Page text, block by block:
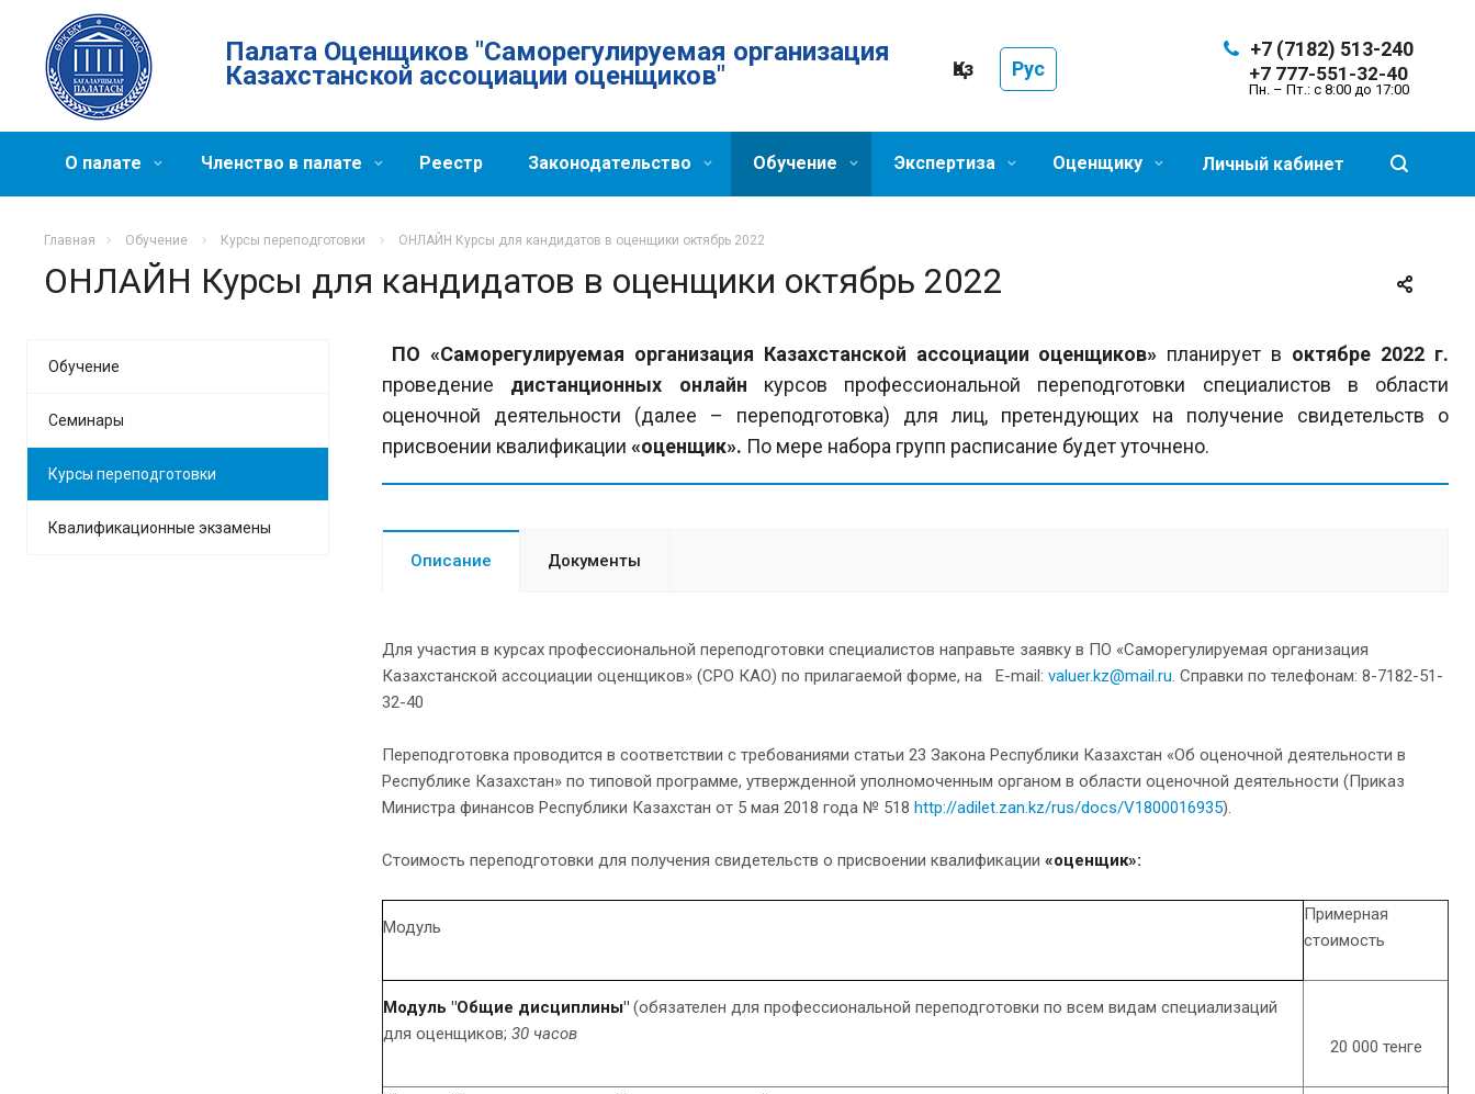
Палата Оценщиков "Саморегулируемая организация
Казахстанской ассоциации оценщиков" Қаз Рус
+7 (7182) 513-240
+7 777-551-32-40
Пн. – Пт.: с 8:00 до 17:00
Личный кабинет
О палате Членство в палате Реестр Законодательство Обучение Экспертиза Оценщику
Главная Обучение Курсы переподготовки ОНЛАЙН Курсы для кандидатов в оценщики октябрь 2022
ОНЛАЙН Курсы для кандидатов в оценщики октябрь 2022
ПО «Саморегулируемая организация Казахстанской ассоциации оценщиков» планирует в октябре 2022 г.
проведение дистанционных онлайн курсов профессиональной переподготовки специалистов в области
оценочной деятельности (далее – переподготовка) для лиц, претендующих на получение свидетельств о
присвоении квалификации «оценщик». По мере набора групп расписание будет уточнено.
Описание Документы
Для участия в курсах профессиональной переподготовки специалистов направьте заявку в ПО «Саморегулируемая организация
Казахстанской ассоциации оценщиков» (СРО КАО) по прилагаемой форме, на Е-mail: valuer.kz@mail.ru. Справки по телефонам: 8-7182-51-
32-40
Переподготовка проводится в соответствии с требованиями статьи 23 Закона Республики Казахстан «Об оценочной деятельности в
Республике Казахстан» по типовой программе, утвержденной уполномоченным органом в области оценочной деятельности (Приказ
Министра финансов Республики Казахстан от 5 мая 2018 года № 518 http://adilet.zan.kz/rus/docs/V1800016935).
Стоимость переподготовки для получения свидетельств о присвоении квалификации «оценщик»:
Модуль
Примерная
стоимость
Модуль "Общие дисциплины" (обязателен для профессиональной переподготовки по всем видам специализаций
для оценщиков; 30 часов
20 000 тенге
Обучение
Семинары
Курсы переподготовки
Квалификационные экзамены